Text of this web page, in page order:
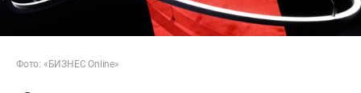
Фото: «БИЗНЕС Online»